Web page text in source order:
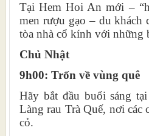
Tại Hem Hoi An mới –
men rượu gạo – du khách
tòa nhà cổ kính với những
Chủ Nhật
9h00: Trốn về vùng quê
Hãy bắt đầu buổi sáng
Làng rau Trà Quế, nơi các
cỏ.